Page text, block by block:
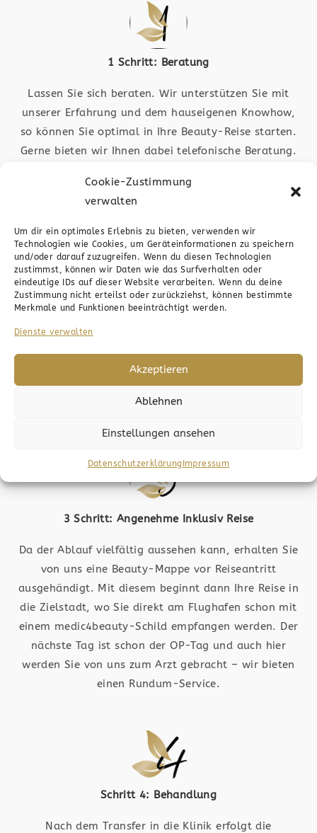
Cookie-Zustimmung
verwalten
Um dir ein optimales Erlebnis zu bieten, verwenden wir
Technologien wie Cookies, um Geräteinformationen zu speichern
und/oder darauf zuzugreifen. Wenn du diesen Technologien
zustimmst, können wir Daten wie das Surfverhalten oder
eindeutige IDs auf dieser Website verarbeiten. Wenn du deine
Zustimmung nicht erteilst oder zurückziehst, können bestimmte
Merkmale und Funktionen beeinträchtigt werden.
Dienste verwalten
Akzeptieren
Ablehnen
Einstellungen ansehen
DatenschutzerklärungImpressum
1 Schritt: Beratung
Lassen Sie sich beraten. Wir unterstützen Sie mit
unserer Erfahrung und dem hauseigenen Knowhow,
so können Sie optimal in Ihre Beauty-Reise starten.
Gerne bieten wir Ihnen dabei telefonische Beratung.
Ort für Sie da. Schauen Sie vorbei
2 Schritt: Anfrage
Sie wollen den nächsten Schritt wagen? Dann folgt
Fachärzte geschickt und ausgewertet, wodurch Sie
dann ein Angebot erhalten. Die OP-Kosten werden
ermittelt und der Ablauf wird Ihnen nähergebracht.
3 Schritt: Angenehme Inklusiv Reise
Da der Ablauf vielfältig aussehen kann, erhalten Sie
von uns eine Beauty-Mappe vor Reiseantritt
ausgehändigt. Mit diesem beginnt dann Ihre Reise in
die Zielstadt, wo Sie direkt am Flughafen schon mit
einem medic4beauty-Schild empfangen werden. Der
nächste Tag ist schon der OP-Tag und auch hier
werden Sie von uns zum Arzt gebracht – wir bieten
einen Rundum-Service.
Schritt 4: Behandlung
Nach dem Transfer in die Klinik erfolgt die